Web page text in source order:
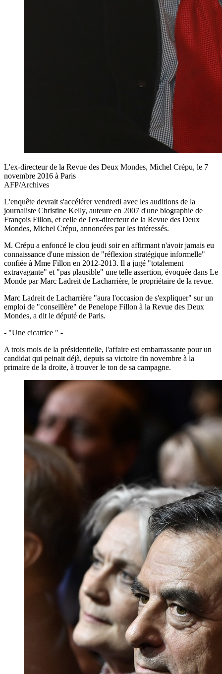
L'ex-directeur de la Revue des Deux Mondes, Michel Crépu, le 7
novembre 2016 à Paris
AFP/Archives
L'enquête devrait s'accélérer vendredi avec les auditions de la
journaliste Christine Kelly, auteure en 2007 d'une biographie de
François Fillon, et celle de l'ex-directeur de la Revue des Deux
Mondes, Michel Crépu, annoncées par les intéressés.
M. Crépu a enfoncé le clou jeudi soir en affirmant n'avoir jamais eu
connaissance d'une mission de "réflexion stratégique informelle"
confiée à Mme Fillon en 2012-2013. Il a jugé "totalement
extravagante" et "pas plausible" une telle assertion, évoquée dans Le
Monde par Marc Ladreit de Lacharrière, le propriétaire de la revue.
Marc Ladreit de Lacharrière "aura l'occasion de s'expliquer" sur un
emploi de "conseillère" de Penelope Fillon à la Revue des Deux
Mondes, a dit le député de Paris.
- "Une cicatrice " -
A trois mois de la présidentielle, l'affaire est embarrassante pour un
candidat qui peinait déjà, depuis sa victoire fin novembre à la
primaire de la droite, à trouver le ton de sa campagne.